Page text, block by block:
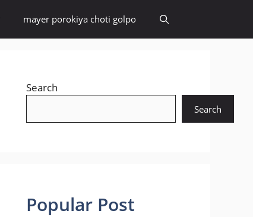
mayer porokiya choti golpo
Search
Search
Popular Post